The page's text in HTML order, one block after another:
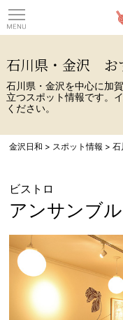
石川県・金沢 お
石川県・金沢を中心に加
立つスポット情報です。
ください。
金沢日和 > スポット情報 >石
ビストロ
アンサンブル